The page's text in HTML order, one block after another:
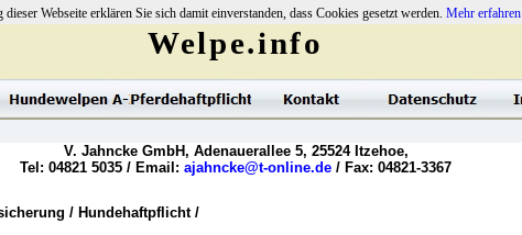
Webseite erklären Sie sich damit einverstanden, dass Cookies gesetzt werden. Mehr erfahren
/ Hundehaftpflicht /
Welpe.info
V. Jahncke GmbH, Adenauerallee 5, 25524 Itzehoe,
Tel: 04821 5035 / Email: ajahncke@t-online.de / Fax: 04821-3367